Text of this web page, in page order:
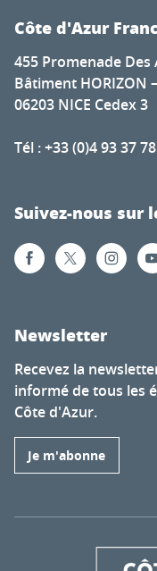
Côte d'Azur
455 Promenade Des
Bâtiment HORIZON
06203 NICE Cedex 3
Tél : +33 (0)4 93 37
Suivez-nous sur
Newsletter
Recevez la
informé de tous les
Côte d'Azur.
Je m'abonne